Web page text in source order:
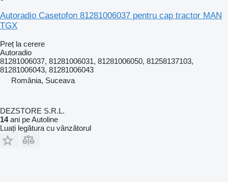
Autoradio Casetofon 81281006037 pentru cap tractor MAN
TGX
Preț la cerere
Autoradio
81281006037, 81281006031, 81281006050, 81258137103,
81281006043, 81281006043
România, Suceava
DEZSTORE S.R.L.
14ani pe Autoline
Luați legătura cu vânzătorul